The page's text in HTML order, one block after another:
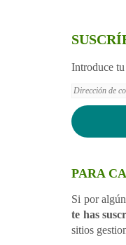
Introduce
Dirección
de
correo
electrónico
PARA
Si por
te has
sitios